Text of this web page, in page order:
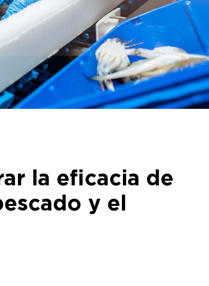
la eficacia de
y el